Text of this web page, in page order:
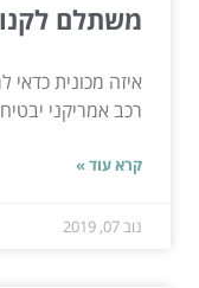
משתלם
איזה מכונית כדאי
רכב אמריקני
קרא עוד »
נוב 07, 2019